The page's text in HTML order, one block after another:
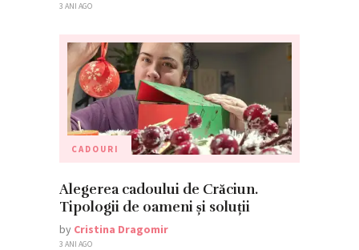
3 ANI AGO
CADOURI
Alegerea cadoului de Crăciun.
Tipologii de oameni și soluții
by Cristina Dragomir
3 ANI AGO